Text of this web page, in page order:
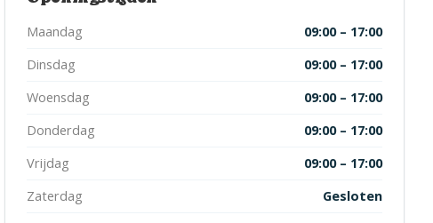
Maandag
09:00 – 17:00
Dinsdag
09:00 – 17:00
Woensdag
09:00 – 17:00
Donderdag
09:00 – 17:00
Vrijdag
09:00 – 17:00
Zaterdag
Gesloten